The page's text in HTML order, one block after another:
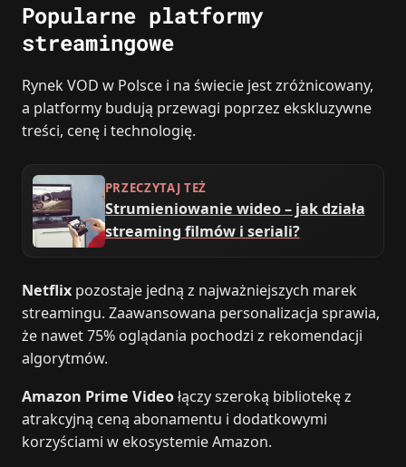
Popularne platformy
streamingowe
Rynek VOD w Polsce i na świecie jest zróżnicowany,
a platformy budują przewagi poprzez ekskluzywne
treści, cenę i technologię.
PRZECZYTAJ TEŻ
Strumieniowanie wideo – jak działa
streaming filmów i seriali?
Netflix pozostaje jedną z najważniejszych marek
streamingu. Zaawansowana personalizacja sprawia,
że nawet 75% oglądania pochodzi z rekomendacji
algorytmów.
Amazon Prime Videołączy szeroką bibliotekę z
atrakcyjną ceną abonamentu i dodatkowymi
korzyściami w ekosystemie Amazon.